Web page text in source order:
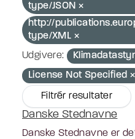
type/JSON
http://
type/XML
Udgivere:
License Not Specified
Filtrér resultater
Danske Stednavne
Danske Stednavne er